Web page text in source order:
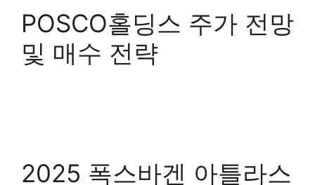
POSCO홀딩스 주가 전망
및 매수 전략
2025 폭스바겐 아틀라스